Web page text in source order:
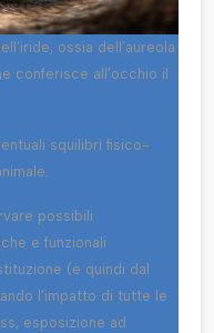
ossia dell’aureola
conferisce all’occhio il
squilibri fisico-
possibili
e funzionali
(e quindi dal
l’impatto di tutte le
esposizione ad